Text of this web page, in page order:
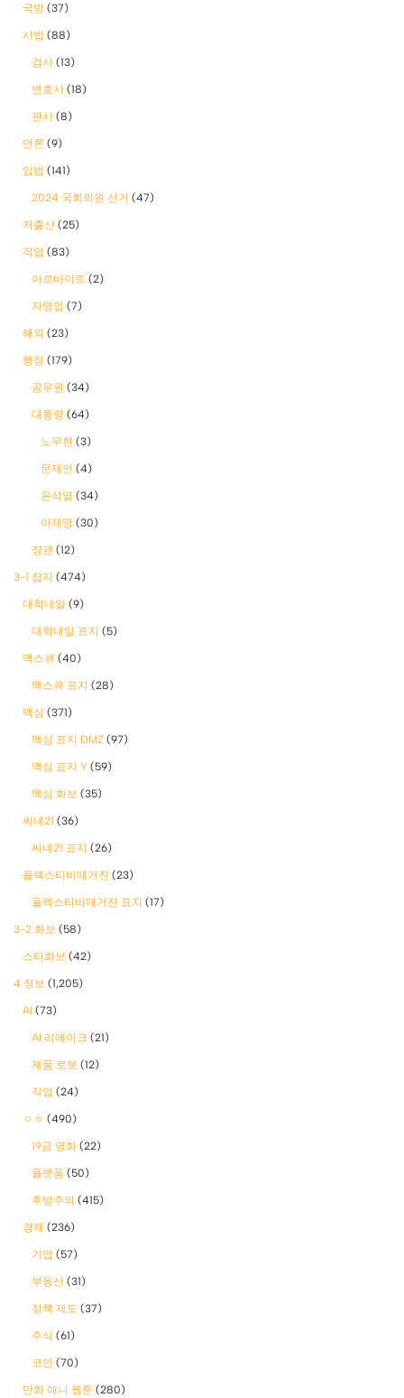
국방 (37)
사법 (88)
검사 (13)
변호사 (18)
판사 (8)
언론 (9)
입법 (141)
2024 국회의원 선거 (47)
저출산 (25)
직업 (83)
아르바이트 (2)
자영업 (7)
해외 (23)
행정 (179)
공무원 (34)
대통령 (64)
노무현 (3)
문재인 (4)
윤석열 (34)
이재명 (30)
장관 (12)
3-1 잡지 (474)
대학내일 (9)
대학내일 표지 (5)
맥스큐 (40)
맥스큐 표지 (28)
맥심 (371)
맥심 표지 DMZ (97)
맥심 표지 Y (59)
맥심 화보 (35)
씨네21 (36)
씨네21 표지 (26)
플렉스티비매거진 (23)
플렉스티비매거진 표지 (17)
3-2 화보 (58)
스타화보 (42)
4 정보 (1,205)
AI (73)
AI 리메이크 (21)
제품 로봇 (12)
직업 (24)
ㅇㅎ (490)
19금 영화 (22)
플랫폼 (50)
후방주의 (415)
경제 (236)
기업 (57)
부동산 (31)
정책 제도 (37)
주식 (61)
코인 (70)
만화 애니 웹툰 (280)